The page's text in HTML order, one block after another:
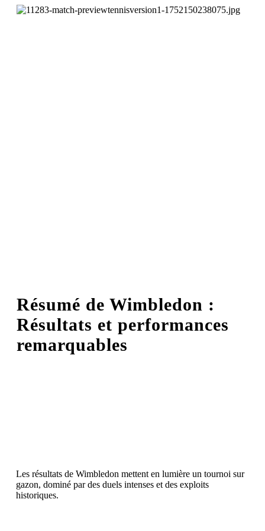
Résumé de Wimbledon :
Résultats et performances
remarquables
Les résultats de Wimbledon mettent en lumière un tournoi sur
gazon, dominé par des duels intenses et des exploits
historiques.